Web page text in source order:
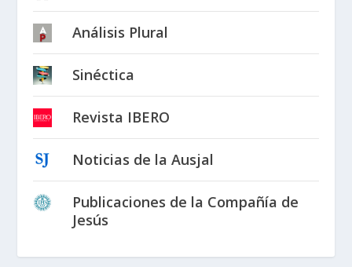
Análisis Plural
Sinéctica
Revista IBERO
Noticias de la Ausjal
Publicaciones de la Compañía de
Jesús